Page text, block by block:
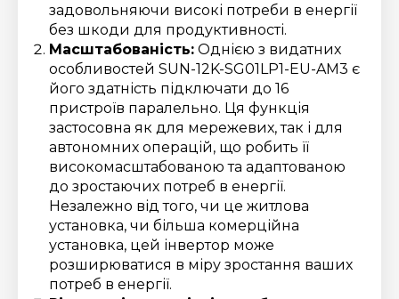
задовольняючи високі потреби в енергії
без шкоди для продуктивності.
Масштабованість: Однією з видатних
особливостей SUN-12K-SG01LP1-EU-AM3 є
його здатність підключати до 16
пристроїв паралельно. Ця функція
застосовна як для мережевих, так і для
автономних операцій, що робить її
високомасштабованою та адаптованою
до зростаючих потреб в енергії.
Незалежно від того, чи це житлова
установка, чи більша комерційна
установка, цей інвертор може
розширюватися в міру зростання ваших
потреб в енергії.